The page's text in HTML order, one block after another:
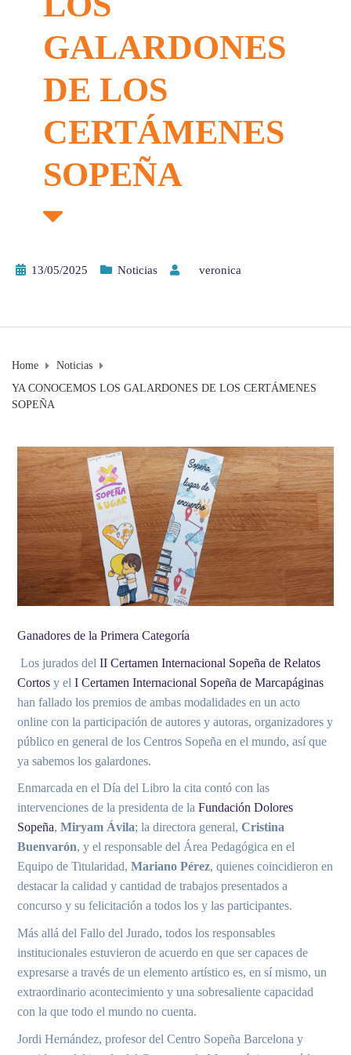
GALARDONES
DE LOS
CERTÁMENES
SOPEÑA
13/05/2025 Noticias veronica
Home
Noticias
YA CONOCEMOS LOS GALARDONES DE LOS CERTÁMENES
SOPEÑA
Ganadores de la Primera Categoría
Los jurados delII Certamen Internacional Sopeña de Relatos
Cortos y elI Certamen Internacional Sopeña de Marcapáginas
han fallado los premios de ambas modalidades en un acto
online con la participación de autores y autoras, organizadores y
público en general de los Centros Sopeña en el mundo, así que
ya sabemos los galardones.
Enmarcada en el Día del Libro la cita contó con las
intervenciones de la presidenta de laFundación Dolores
Sopeña,Miryam Ávila; la directora general,Cristina
Buenvarón, y el responsable del Área Pedagógica en el
Equipo de Titularidad,Mariano Pérez, quienes coincidieron en
destacar la calidad y cantidad de trabajos presentados a
concurso y su felicitación a todos los y las participantes.
Más allá del Fallo del Jurado, todos los responsables
institucionales estuvieron de acuerdo en que ser capaces de
expresarse a través de un elemento artístico es, en sí mismo, un
extraordinario acontecimiento y una sobresaliente capacidad
con la que todo el mundo no cuenta.
Jordi Hernández, profesor del Centro Sopeña Barcelona y